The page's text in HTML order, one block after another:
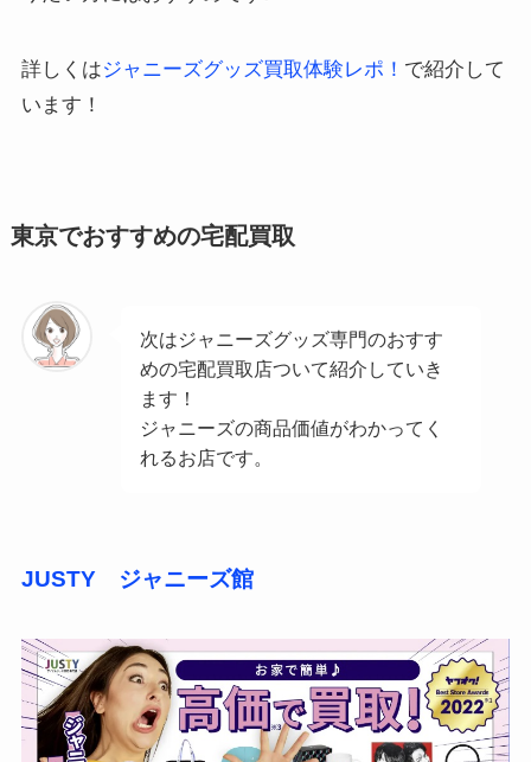
詳しくはジャニーズグッズ買取体験レポ！ で紹介して
います！
東京でおすすめの宅配買取
次はジャニーズグッズ専門のおすす
めの宅配買取店ついて紹介していき
ます！
ジャニーズの商品価値がわかってく
れるお店です。
JUSTY ジャニーズ館